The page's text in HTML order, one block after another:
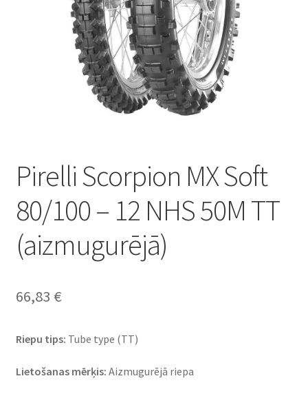
Pirelli Scorpion MX Soft
80/100 – 12 NHS 50M TT
(aizmugurējā)
66,83 €
Riepu tips: Tube type (TT)
Lietošanas mērķis: Aizmugurējā riepa